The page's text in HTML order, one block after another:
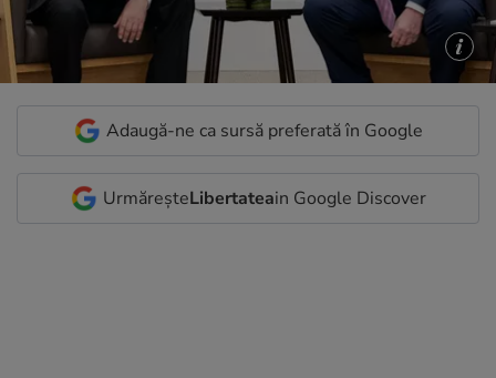
Adaugă-ne ca sursă preferată în Google
UrmăreșteLibertateain Google Discover